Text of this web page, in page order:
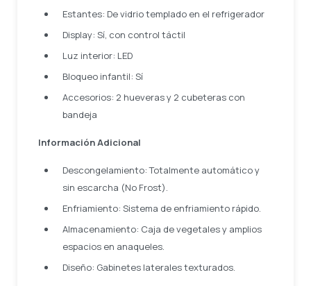
Estantes: De vidrio templado en el refrigerador
Display: Sí, con control táctil
Luz interior: LED
Bloqueo infantil: Sí
Accesorios: 2 hueveras y 2 cubeteras con
bandeja
Información Adicional
Descongelamiento: Totalmente automático y
sin escarcha (No Frost).
Enfriamiento: Sistema de enfriamiento rápido.
Almacenamiento: Caja de vegetales y amplios
espacios en anaqueles.
Diseño: Gabinetes laterales texturados.